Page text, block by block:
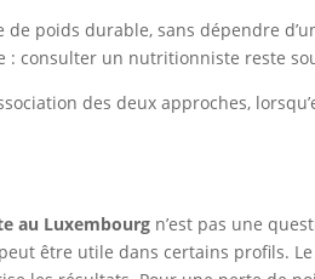
de poids durable, sans dépendre
: consulter un nutritionniste reste
des deux approches,
au Luxembourg n’est pas une
être utile dans certains profils.